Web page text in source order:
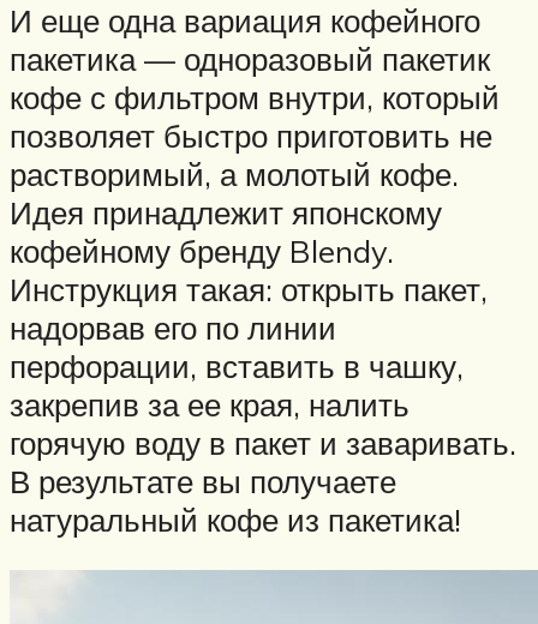
И еще одна вариация кофейного
пакетика — одноразовый пакетик
кофе с фильтром внутри, который
позволяет быстро приготовить не
растворимый, а молотый кофе.
Идея принадлежит японскому
кофейному бренду Blendy.
Инструкция такая: открыть пакет,
надорвав его по линии
перфорации, вставить в чашку,
закрепив за ее края, налить
горячую воду в пакет и заваривать.
В результате вы получаете
натуральный кофе из пакетика!